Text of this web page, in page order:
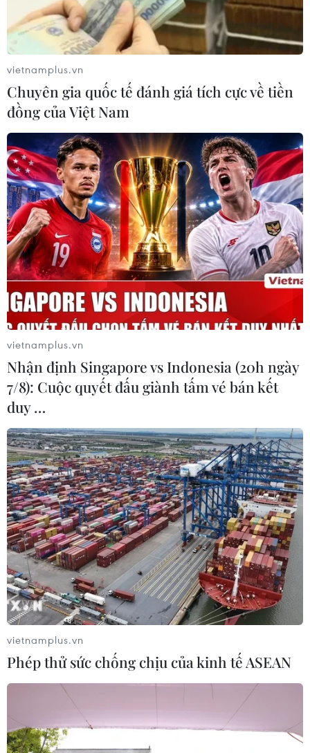
Những lưu ý trong sử dụng thẻ tín dụng để
không bị nợ xấu
16/03/2024 11:32
Đại diện các ngân hàng khuyến cáo cách tốt nhất để
không quên thanh toán dư nợ thẻ tín dụng là đăng ký
dịch vụ ghi nợ tự động tài khoản thanh toán.
Lưu ý sử dụng thẻ tín dụng
để tránh bị nợ quá hạn
19/03/2024 01:13
Nợ thẻ tín dụng quá hạn là tình trạng khách hàng
không hoàn trả lại cho ngân hàng số tiền đã sử dụng
để chi tiêu trước đó khi đến ngày thanh toán.
vietnamplus.vn
Chuyên gia quốc tế đánh giá tích cực về tiền
đồng của Việt Nam
vietnamplus.vn
Nhận định Singapore vs Indonesia (20h ngày
7/8): Cuộc quyết đấu giành tấm vé bán kết
duy …
vietnamplus.vn
Phép thử sức chống chịu của kinh tế ASEAN